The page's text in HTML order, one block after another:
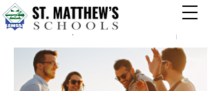
Groups